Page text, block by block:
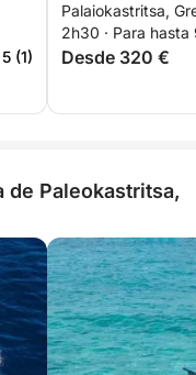
5 (1)
Palaiokastritsa,
2h30 · Para
Desde 320 €
de Paleokastritsa,